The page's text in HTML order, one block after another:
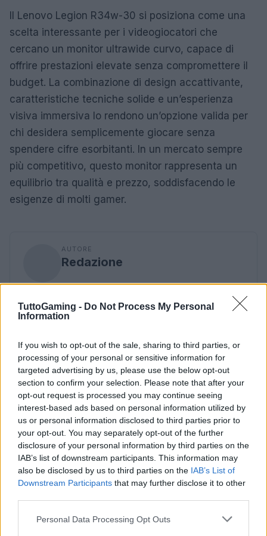
TuttoGaming - Do Not Process My Personal
Information
If you wish to opt-out of the sale, sharing to third parties, or
processing of your personal or sensitive information for
targeted advertising by us, please use the below opt-out
section to confirm your selection. Please note that after your
opt-out request is processed you may continue seeing
interest-based ads based on personal information utilized by
us or personal information disclosed to third parties prior to
your opt-out. You may separately opt-out of the further
disclosure of your personal information by third parties on the
IAB’s list of downstream participants. This information may
also be disclosed by us to third parties on the IAB’s List of
Downstream Participants that may further disclose it to other
Please note that this website/app uses one or more Google
Personal Data Processing Opt Outs
Il Lenovo Legion R34w-30 si posiziona come una
scelta interessante per i videogiocatori che
cercano un monitor ultrawide curvo, capace di
offrire prestazioni elevate senza compromettere il
budget. La combinazione di design accattivante,
caratteristiche tecniche solide e un’esperienza
visiva immersiva lo rendono un’opzione valida per
chi desidera semplicemente giocare senza
spendere cifre esorbitanti. In un mercato sempre
più competitivo, questo monitor rappresenta un
equilibrio tra qualità e prezzo, soddisfacendo le
esigenze di molti gamer.
AUTORE
Redazione